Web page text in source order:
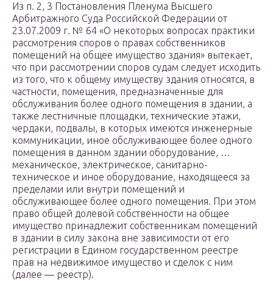
Из п. 2, 3 Постановления Пленума Высшего
Арбитражного Суда Российской Федерации от
23.07.2009 г. № 64 «О некоторых вопросах практики
рассмотрения споров о правах собственников
помещений на общее имущество здания» вытекает,
что при рассмотрении споров судам следует исходить
из того, что к общему имуществу здания относятся, в
частности, помещения, предназначенные для
обслуживания более одного помещения в здании, а
также лестничные площадки, технические этажи,
чердаки, подвалы, в которых имеются инженерные
коммуникации, иное обслуживающее более одного
помещения в данном здании оборудование, …
механическое, электрическое, санитарно-
техническое и иное оборудование, находящееся за
пределами или внутри помещений и
обслуживающее более одного помещения. При этом
право общей долевой собственности на общее
имущество принадлежит собственникам помещений
в здании в силу закона вне зависимости от его
регистрации в Едином государственном реестре
прав на недвижимое имущество и сделок с ним
(далее — реестр).